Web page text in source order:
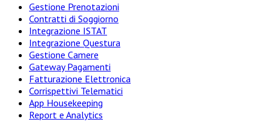
Gestione Prenotazioni
Contratti di Soggiorno
Integrazione ISTAT
Integrazione Questura
Gestione Camere
Gateway Pagamenti
Fatturazione Elettronica
Corrispettivi Telematici
App Housekeeping
Report e Analytics